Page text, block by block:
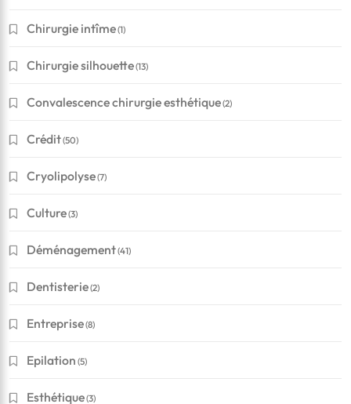
Chirurgie intîme(1)
Chirurgie silhouette(13)
Convalescence chirurgie esthétique(2)
Crédit(50)
Cryolipolyse(7)
Culture(3)
Déménagement(41)
Dentisterie(2)
Entreprise(8)
Epilation (5)
Esthétique(3)